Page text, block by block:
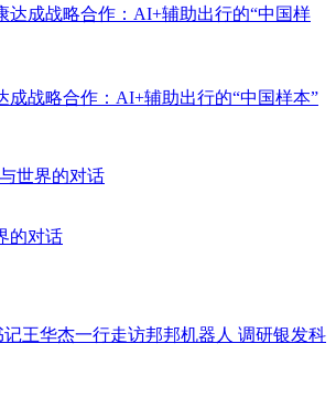
成战略合作：AI+辅助出行的“中国样本”
的对话